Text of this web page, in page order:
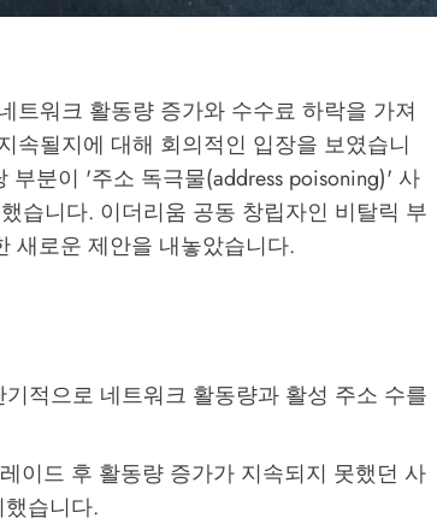
트워크 활동량 증가와 수수료 하락을 가져
속될지에 대해 회의적인 입장을 보였습니
분이 '주소 독극물(address poisoning)' 사
습니다. 이더리움 공동 창립자인 비탈릭 부
새로운 제안을 내놓았습니다.
적으로 네트워크 활동량과 활성 주소 수를
이드 후 활동량 증가가 지속되지 못했던 사
습니다.